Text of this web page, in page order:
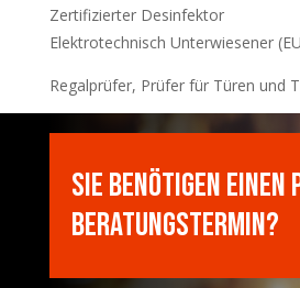
Zertifizierter Desinfektor
Elektrotechnisch Unterwiesener
Regalprüfer, Prüfer für Türen und
Sie benötigen
Beratungstermin?